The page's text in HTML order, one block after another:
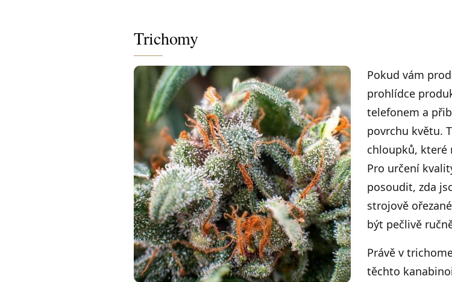
Trichomy
Pokud vám
prohlídce
telefonem a
povrchu květu.
chloupků, které
Pro určení
posoudit, zda
strojově
být pečlivě
Právě v
těchto